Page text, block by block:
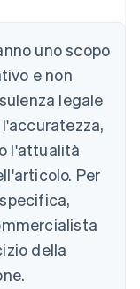
uno scopo
e non
legale
l'attualità
Per
della